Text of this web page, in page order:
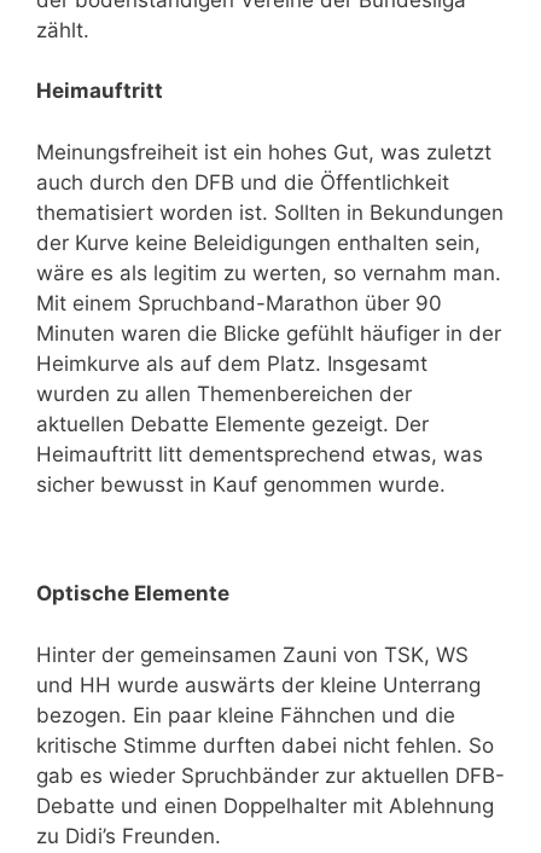
zählt.
Heimauftritt
Meinungsfreiheit ist ein hohes Gut, was zuletzt
auch durch den DFB und die Öffentlichkeit
thematisiert worden ist. Sollten in Bekundungen
der Kurve keine Beleidigungen enthalten sein,
wäre es als legitim zu werten, so vernahm man.
Mit einem Spruchband-Marathon über 90
Minuten waren die Blicke gefühlt häufiger in der
Heimkurve als auf dem Platz. Insgesamt
wurden zu allen Themenbereichen der
aktuellen Debatte Elemente gezeigt. Der
Heimauftritt litt dementsprechend etwas, was
sicher bewusst in Kauf genommen wurde.
Optische Elemente
Hinter der gemeinsamen Zauni von TSK, WS
und HH wurde auswärts der kleine Unterrang
bezogen. Ein paar kleine Fähnchen und die
kritische Stimme durften dabei nicht fehlen. So
gab es wieder Spruchbänder zur aktuellen DFB-
Debatte und einen Doppelhalter mit Ablehnung
zu Didi’s Freunden.